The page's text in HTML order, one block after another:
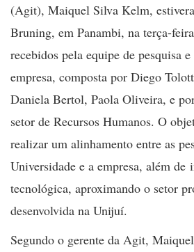
(Agit), Maiquel Silva Kelm,
Bruning, em Panambi, na terça-
recebidos pela equipe de pesquisa
empresa, composta por Diego
Daniela Bertol, Paola Oliveira, e
setor de Recursos Humanos. O
realizar um alinhamento entre as
Universidade e a empresa, além de
tecnológica, aproximando o setor
desenvolvida na Unijuí.
Segundo o gerente da Agit,